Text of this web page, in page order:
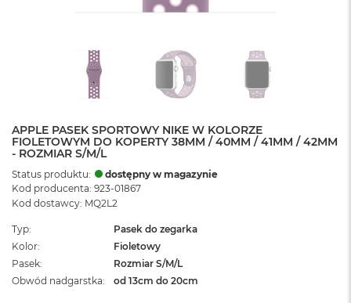
APPLE PASEK SPORTOWY NIKE W KOLORZE
FIOLETOWYM DO KOPERTY 38MM / 40MM / 41MM / 42MM
- ROZMIAR S/M/L
Status produktu:
dostępny w magazynie
Kod producenta: 923-01867
Kod dostawcy: MQ2L2
Typ
Pasek do zegarka
Kolor
Fioletowy
Pasek
Rozmiar S/M/L
Obwód nadgarstka
od 13cm do 20cm